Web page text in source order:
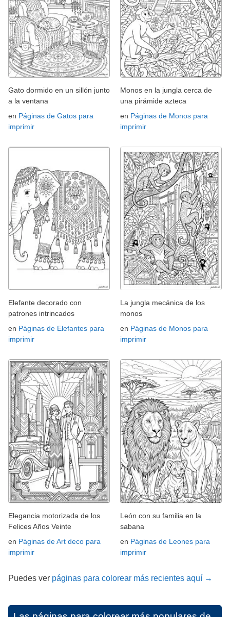
Gato dormido en un sillón junto
a la ventana
en Páginas de Gatos para
imprimir
Monos en la jungla cerca de
una pirámide azteca
en Páginas de Monos para
imprimir
Elefante decorado con
patrones intrincados
en Páginas de Elefantes para
imprimir
La jungla mecánica de los
monos
en Páginas de Monos para
imprimir
Elegancia motorizada de los
Felices Años Veinte
en Páginas de Art deco para
imprimir
León con su familia en la
sabana
en Páginas de Leones para
imprimir
Puedes ver páginas para colorear más recientes aquí →